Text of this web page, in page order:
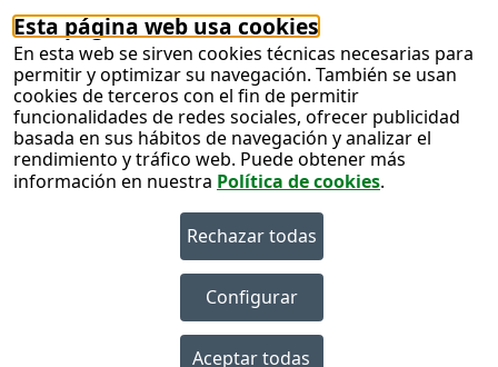
Esta página web usa cookies
En esta web se sirven cookies técnicas necesarias para
permitir y optimizar su navegación. También se usan
cookies de terceros con el fin de permitir
funcionalidades de redes sociales, ofrecer publicidad
basada en sus hábitos de navegación y analizar el
rendimiento y tráfico web. Puede obtener más
información en nuestra Política de cookies.